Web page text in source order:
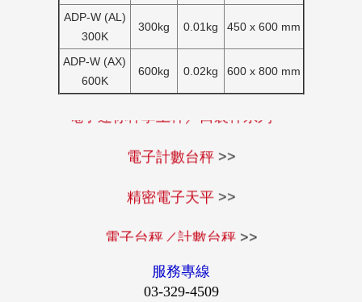
ADP-W (AL)
300K
300kg 0.01kg 450 x 600 mm
ADP-W (AX)
600K
600kg 0.02kg 600 x 800 mm
電子計數台秤 >>
精密電子天平 >>
電子台秤／計數台秤 >>
服務專線
03-329-4509